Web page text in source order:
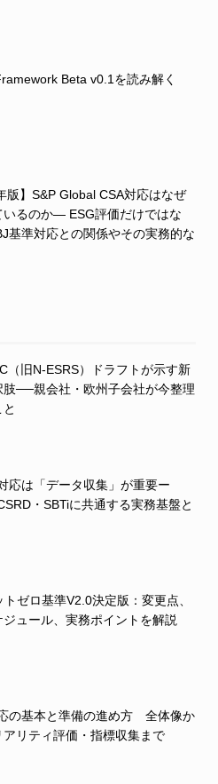
Beta v0.1を読み解く
版】S&P Global CSA対応はなぜ
いるのか― ESG評価だけではな
基準対応との関係やその実務的な
（旧N-ESRS）ドラフトが示す新
肢──親会社・欧州子会社が今整理
応は「データ収集」が重要ー
・SBTiに共通する実務基盤と
トゼロ基準V2.0決定版：変更点、
ュール、実務ポイントを解説
の基本と準備の進め方 全体像か
アリティ評価・指標収集まで